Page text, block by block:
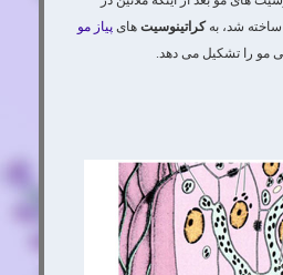
ساخته شد، بهکراتینوسیت های پیاز مو
مو را تشکیل می دهد.